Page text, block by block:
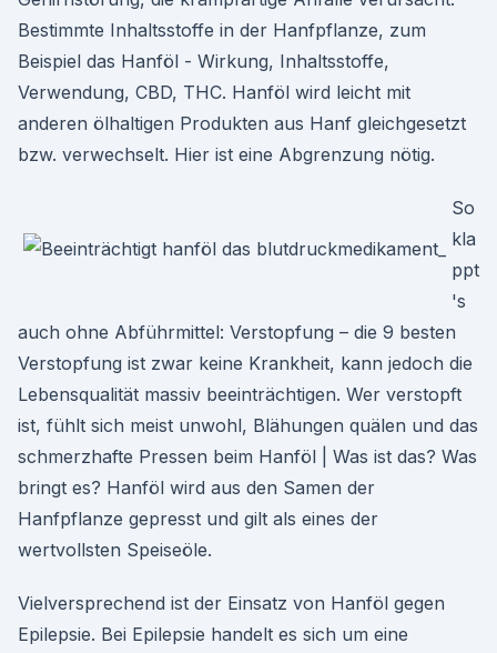
Bestimmte Inhaltsstoffe in der Hanfpflanze, zum
Beispiel das Hanföl - Wirkung, Inhaltsstoffe,
Verwendung, CBD, THC. Hanföl wird leicht mit
anderen ölhaltigen Produkten aus Hanf gleichgesetzt
bzw. verwechselt. Hier ist eine Abgrenzung nötig.
So
kla
ppt
's
auch ohne Abführmittel: Verstopfung – die 9 besten
Verstopfung ist zwar keine Krankheit, kann jedoch die
Lebensqualität massiv beeinträchtigen. Wer verstopft
ist, fühlt sich meist unwohl, Blähungen quälen und das
schmerzhafte Pressen beim Hanföl | Was ist das? Was
bringt es? Hanföl wird aus den Samen der
Hanfpflanze gepresst und gilt als eines der
wertvollsten Speiseöle.
Vielversprechend ist der Einsatz von Hanföl gegen
Epilepsie. Bei Epilepsie handelt es sich um eine